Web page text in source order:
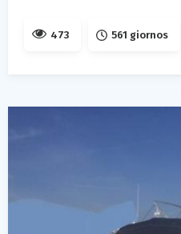
473 561 giornos